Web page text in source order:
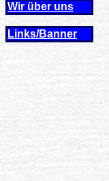
Wir über uns
Links/Banner